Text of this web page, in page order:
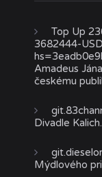
Top Up
3682444-
Amadeus
českému
Divadle
Mýdlového